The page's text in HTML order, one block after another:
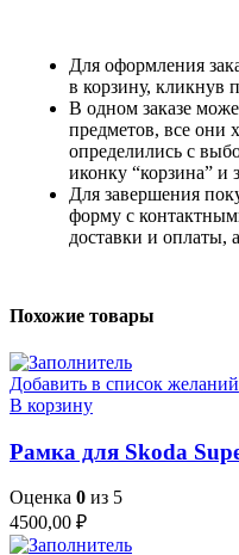
Для оформления
в корзину, кликнув
В одном заказе
предметов, все они
определились с
иконку “корзина” и
Для завершения
форму с
доставки и оплаты,
Похожие товары
Добавить в список желаний
В корзину
Рамка для Skoda
Оценка 0 из 5
4500,00 ₽